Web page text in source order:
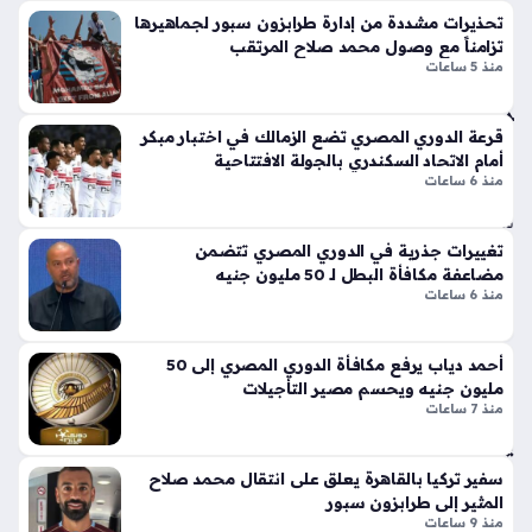
لا
ق
أيق
ها
الج
دي
ذا
ت
الإث
ني
شر
أس
طو
ونا
قل
الح
ص
لاح
لط
زو
ن
سب
ور
منذ
سا
عة
دة
شر
ي
يق
ود
الرياضية في القارة السمراء، حيث احتفى الاتحاد الأفريقي لكرة القدم
بهذه الخطوة النوعية التي اتخذها قائد المنتخب المصري، مؤكدًا
تحذيرات مشددة من إدارة طرابزون سبور لجماهيرها
تزامناً مع وصول محمد صلاح المرتقب
منذ 5 ساعات
قرعة الدوري المصري تضع الزمالك في اختبار مبكر
أمام الاتحاد السكندري بالجولة الافتتاحية
منذ 6 ساعات
تغييرات جذرية في الدوري المصري تتضمن
مضاعفة مكافأة البطل لـ 50 مليون جنيه
منذ 6 ساعات
أحمد دياب يرفع مكافأة الدوري المصري إلى 50
مليون جنيه ويحسم مصير التأجيلات
منذ 7 ساعات
سفير تركيا بالقاهرة يعلق على انتقال محمد صلاح
المثير إلى طرابزون سبور
منذ 9 ساعات